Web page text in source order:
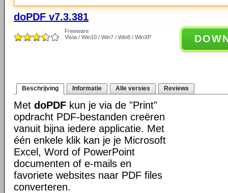
doPDF v7.3.381
Freeware
Vista / Win10 / Win7 / Win8 / WinXP
Beschrijving Informatie Alle versies Reviews
Met doPDF kun je via de "Print"
opdracht PDF-bestanden creëren
vanuit bijna iedere applicatie. Met
één enkele klik kan je je Microsoft
Excel, Word of PowerPoint
documenten of e-mails en
favoriete websites naar PDF files
converteren.